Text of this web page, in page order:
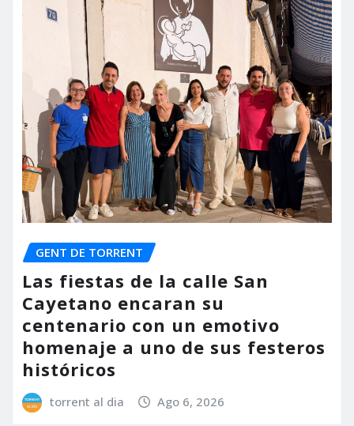
GENT DE TORRENT
Las fiestas de la calle San
Cayetano encaran su
centenario con un emotivo
homenaje a uno de sus festeros
históricos
torrent al dia Ago 6, 2026